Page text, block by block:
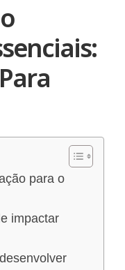
para o
impactar